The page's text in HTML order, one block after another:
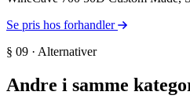
Se pris hos forhandler
§ 09 · Alternativer
Andre i samme